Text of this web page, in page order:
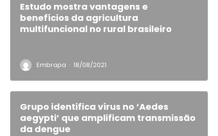
Estudo mostra vantagens e
benefícios da agricultura
multifuncional no rural brasileiro
Embrapa · 18/08/2021
Grupo identifica vírus no ‘Aedes
aegypti’ que amplificam transmissão
da dengue